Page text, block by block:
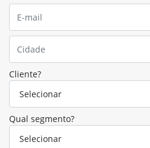
Cliente?
Qual segmento?